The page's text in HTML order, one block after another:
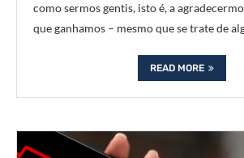
como sermos gentis, isto é, a
que ganhamos – mesmo que se trate de
READ MORE